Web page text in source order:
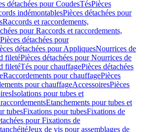
détachées pour CoudesTésPièces
indémontablesPièces détachées pour
Raccords et raccordements,
pour Raccords et raccordements,
Pièces détachées pour
détachées pour AppliquesNourrices de
filetéPièces détachées pour Nourrices de
filetéTés pour chauffagePièces détachées
Raccordements pour chauffagePièces
pour chauffageAccessoiresPièces
Isolations pour tubes et
Etanchements pour tubes et
tubesFixations pour tubesFixations de
pour Fixations de
Jeux de vis pour assemblages de